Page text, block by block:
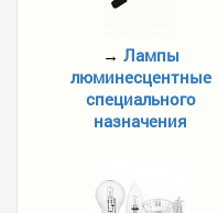
→ Лампы
люминесцентные
специального
назначения